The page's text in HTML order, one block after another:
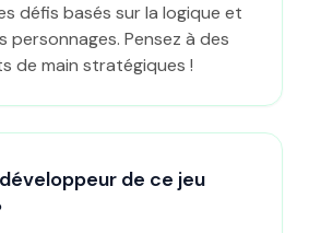
défis basés sur la logique et
personnages. Pensez à des
de main stratégiques !
de ce jeu